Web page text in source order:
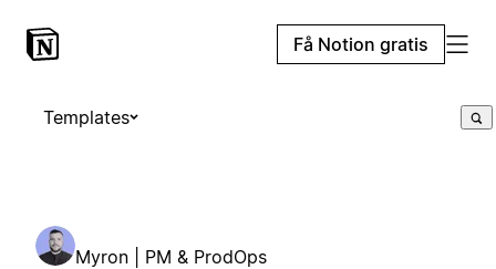
Få Notion gratis
Templates
Myron | PM & ProdOps